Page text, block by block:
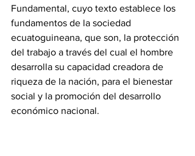
Fundamental, cuyo texto establece los
fundamentos de la sociedad
ecuatoguineana, que son, la protección
del trabajo a través del cual el hombre
desarrolla su capacidad creadora de
riqueza de la nación, para el bienestar
social y la promoción del desarrollo
económico nacional.